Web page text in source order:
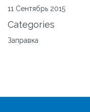
11 Сентябрь 2015
Categories
Заправка